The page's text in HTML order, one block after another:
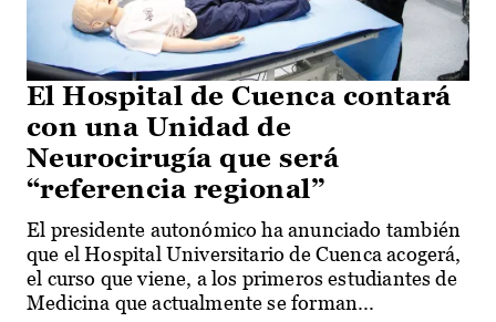
El Hospital de Cuenca contará
con una Unidad de
Neurocirugía que será
“referencia regional”
El presidente autonómico ha anunciado también
que el Hospital Universitario de Cuenca acogerá,
el curso que viene, a los primeros estudiantes de
Medicina que actualmente se forman...